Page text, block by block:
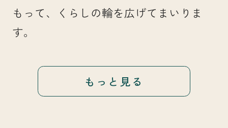
もって、くらしの輪を広げてまいりま
す。
もっと見る